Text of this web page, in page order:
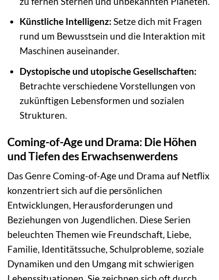
Künstliche Intelligenz: Setze dich mit Fragen
rund um Bewusstsein und die Interaktion mit
Maschinen auseinander.
Dystopische und utopische Gesellschaften:
Betrachte verschiedene Vorstellungen von
zukünftigen Lebensformen und sozialen
Strukturen.
Coming-of-Age und Drama: Die Höhen
und Tiefen des Erwachsenwerdens
Das Genre Coming-of-Age und Drama auf Netflix
konzentriert sich auf die persönlichen
Entwicklungen, Herausforderungen und
Beziehungen von Jugendlichen. Diese Serien
beleuchten Themen wie Freundschaft, Liebe,
Familie, Identitätssuche, Schulprobleme, soziale
Dynamiken und den Umgang mit schwierigen